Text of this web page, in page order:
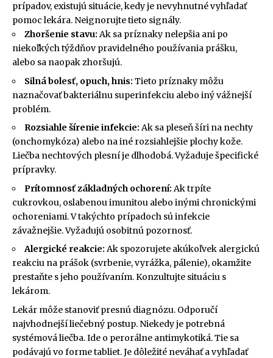
prípadov, existujú situácie, kedy je nevyhnutné vyhľadať
pomoc lekára. Neignorujte tieto signály.
Zhoršenie stavu: Ak sa príznaky nelepšia ani po
niekoľkých týždňov pravidelného používania prášku,
alebo sa naopak zhoršujú.
Silná bolesť, opuch, hnis: Tieto príznaky môžu
naznačovať bakteriálnu superinfekciu alebo iný vážnejší
problém.
Rozsiahle šírenie infekcie: Ak sa pleseň šíri na nechty
(onchomykóza) alebo na iné rozsiahlejšie plochy kože.
Liečba nechtových plesní je dlhodobá. Vyžaduje špecifické
prípravky.
Prítomnosť základných ochorení: Ak trpíte
cukrovkou, oslabenou imunitou alebo inými chronickými
ochoreniami. V takýchto prípadoch sú infekcie
závažnejšie. Vyžadujú osobitnú pozornosť.
Alergické reakcie: Ak spozorujete akúkoľvek alergickú
reakciu na prášok (svrbenie, vyrážka, pálenie), okamžite
prestaňte s jeho používaním. Konzultujte situáciu s
lekárom.
Lekár môže stanoviť presnú diagnózu. Odporučí
najvhodnejší liečebný postup. Niekedy je potrebná
systémová liečba. Ide o perorálne antimykotiká. Tie sa
podávajú vo forme tabliet. Je dôležité neváhať a vyhľadať